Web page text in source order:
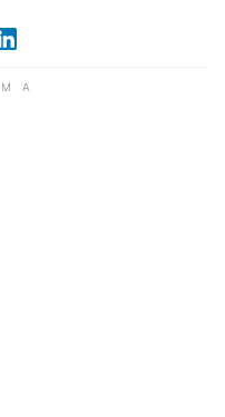
Facebook
в X в Google news
в Viber
Читайте в LinkedIn